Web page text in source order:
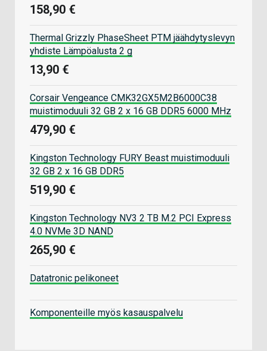
158,90 €
Thermal Grizzly PhaseSheet PTM jäähdytyslevyn
yhdiste Lämpöalusta 2 g
13,90 €
Corsair Vengeance CMK32GX5M2B6000C38
muistimoduuli 32 GB 2 x 16 GB DDR5 6000 MHz
479,90 €
Kingston Technology FURY Beast muistimoduuli
32 GB 2 x 16 GB DDR5
519,90 €
Kingston Technology NV3 2 TB M.2 PCI Express
4.0 NVMe 3D NAND
265,90 €
Datatronic pelikoneet
Komponenteille myös kasauspalvelu